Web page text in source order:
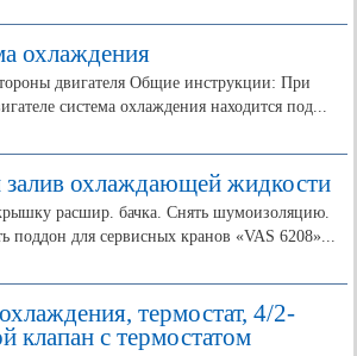
охлаждения
двигателя Общие инструкции: При
система охлаждения находится под...
охлаждающей жидкости
расшир. бачка. Снять шумоизоляцию.
поддон для сервисных кранов «VAS 6208»...
термостат, 4/2-
клапан с термостатом